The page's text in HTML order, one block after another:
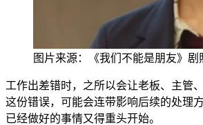
图片来源：《我们不能是朋友》剧
工作出差错时，之所以会让老板、主管
这份错误，可能会连带影响后续的处理
已经做好的事情又得重头开始。